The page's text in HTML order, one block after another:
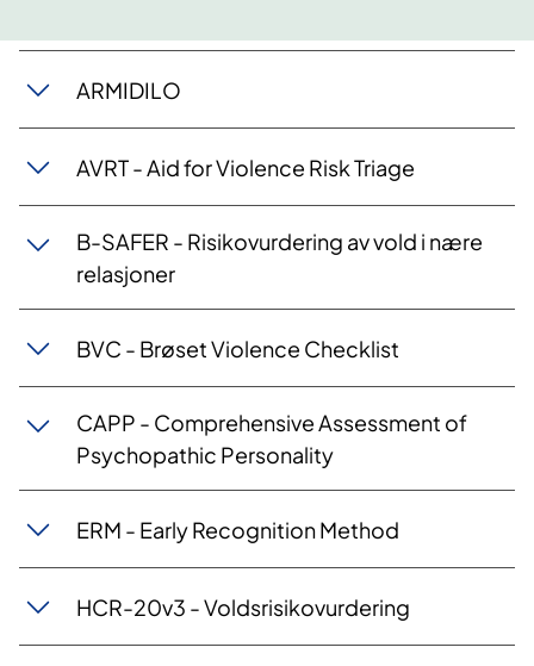
ARMIDILO
AVRT - Aid for Violence Risk Triage
B-SAFER - Risikovurdering av vold i nære
relasjoner
BVC - Brøset Violence Checklist
CAPP - Comprehensive Assessment of
Psychopathic Personality
ERM - Early Recognition Method
HCR-20v3 - Voldsrisikovurdering